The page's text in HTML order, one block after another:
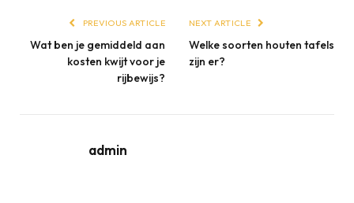
PREVIOUS ARTICLE
Wat ben je gemiddeld aan
kosten kwijt voor je
rijbewijs?
NEXT ARTICLE
Welke soorten houten tafels
zijn er?
admin